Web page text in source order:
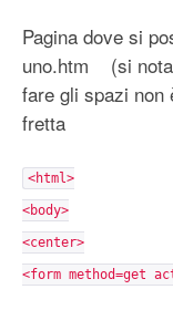
Pagina dove si
uno.htm (si nota
fare gli spazi non
fretta
<html>
<body>
<center>
<form method=get